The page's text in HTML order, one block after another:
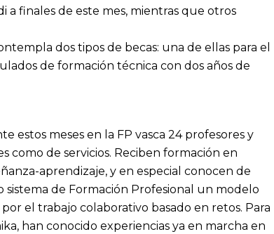
a finales de este mes, mientras que otros
dos tipos de becas: una de ellas para el
de formación técnica con dos años de
estos meses en la FP vasca 24 profesores y
como de servicios. Reciben formación en
aprendizaje, y en especial conocen de
de Formación Profesional un modelo
el trabajo colaborativo basado en retos. Para
han conocido experiencias ya en marcha en